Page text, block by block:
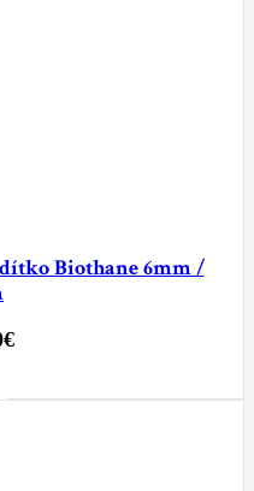
Biothane 6mm /
€